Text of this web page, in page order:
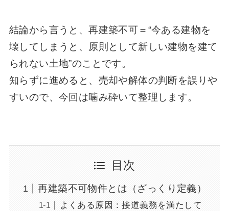
結論から言うと、再建築不可＝“今ある建物を
壊してしまうと、原則として新しい建物を建て
られない土地”のことです。
知らずに進めると、売却や解体の判断を誤りや
すいので、今回は噛み砕いて整理します。
目次
再建築不可物件とは（ざっくり定義）
よくある原因：接道義務を満たして